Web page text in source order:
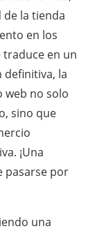
la tienda
en los
en un
definitiva, la
web no solo
sino que
¡Una
pasarse por
una